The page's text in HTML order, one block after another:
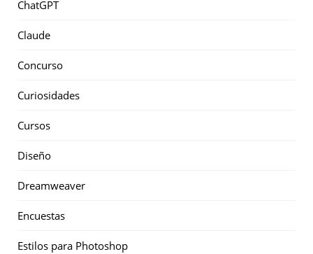
ChatGPT
Claude
Concurso
Curiosidades
Cursos
Diseño
Dreamweaver
Encuestas
Estilos para Photoshop